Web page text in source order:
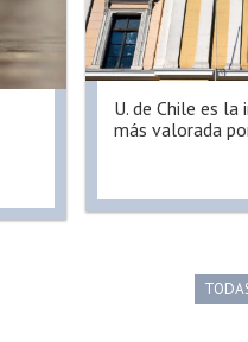
U. de Chile es
más valorada